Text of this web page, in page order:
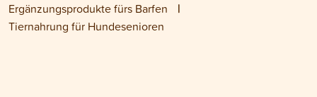
Ergänzungsprodukte fürs Barfen
Tiernahrung für Hundesenioren